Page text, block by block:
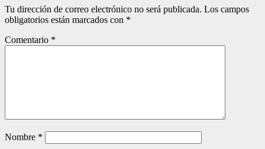
Tu dirección de correo electrónico no será publicada. Los campos
obligatorios están marcados con *
Comentario *
Nombre *